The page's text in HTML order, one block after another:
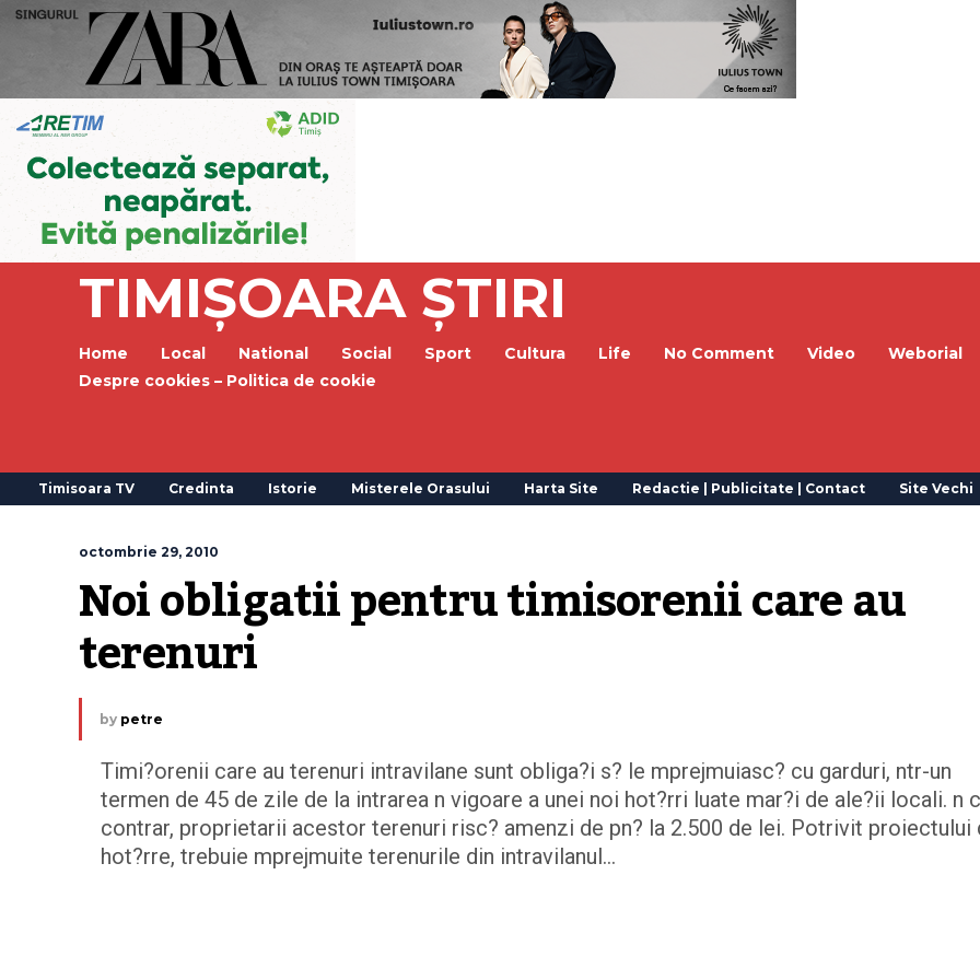
TIMIȘOARA ȘTIRI
Home Local National Social Sport Cultura Life No Comment Video
Weborial
Despre cookies – Politica de cookie
Timisoara TV Credinta Istorie Misterele Orasului Harta Site Redactie | Publicitate | Contact Site Vechi
octombrie 29, 2010
Noi obligatii pentru timisorenii care au
terenuri
by petre
Timi?orenii care au terenuri intravilane sunt obliga?i s? le mprejmuiasc? cu garduri, ntr-un
termen de 45 de zile de la intrarea n vigoare a unei noi hot?rri luate mar?i de ale?ii locali. n
contrar, proprietarii acestor terenuri risc? amenzi de pn? la 2.500 de lei. Potrivit proiectului
hot?rre, trebuie mprejmuite terenurile din intravilanul…